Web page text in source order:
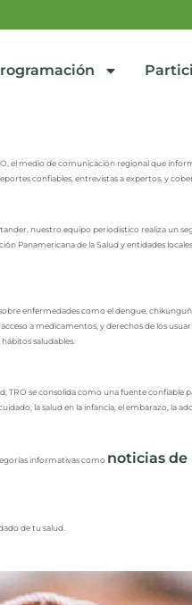
el medio de comunicación regional que
confiables, entrevistas a expertos, y
nuestro equipo periodístico realiza un
Panamericana de la Salud y entidades
enfermedades como el dengue,
a medicamentos, y derechos de los
saludables.
TRO se consolida como una fuente
la salud en la infancia, el embarazo, la
informativas como noticias de
de tu salud.